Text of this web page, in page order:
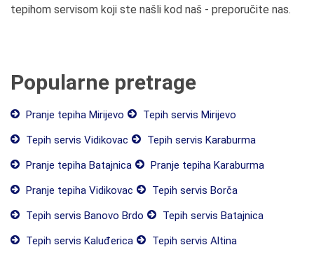
tepihom servisom koji ste našli kod naš - preporučite nas.
Popularne pretrage
Pranje tepiha Mirijevo
Tepih servis Mirijevo
Tepih servis Vidikovac
Tepih servis Karaburma
Pranje tepiha Batajnica
Pranje tepiha Karaburma
Pranje tepiha Vidikovac
Tepih servis Borča
Tepih servis Banovo Brdo
Tepih servis Batajnica
Tepih servis Kaluđerica
Tepih servis Altina